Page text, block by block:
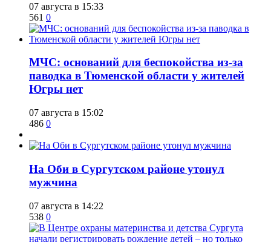
07 августа в 15:33
561 0
​МЧС: оснований для беспокойства из-за
паводка в Тюменской области у жителей
Югры нет
07 августа в 15:02
486 0
​На Оби в Сургутском районе утонул
мужчина
07 августа в 14:22
538 0